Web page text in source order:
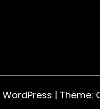
WordPress | Theme: